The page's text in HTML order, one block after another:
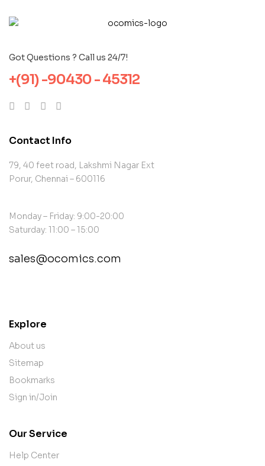
Got Questions ? Call us 24/7!
+(91) -90430 - 45312
Contact Info
79, 40 feet road, Lakshmi Nagar Ext
Porur, Chennai – 600116
Monday – Friday: 9:00-20:00
Saturday: 11:00 – 15:00
sales@ocomics.com
Explore
About us
Sitemap
Bookmarks
Sign in/Join
Our Service
Help Center